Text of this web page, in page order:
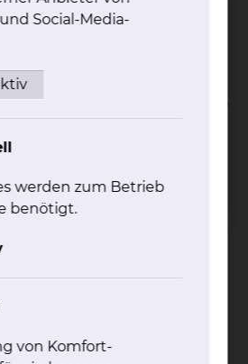
um jungen Ärztinnen und
Weiterbildungszeit
so Hammerer. Der
Vorstand der Bezirksstelle
seit 2013 an und wurde 2025
Vorsitzenden gewählt.
darüber, dass Herr Professor
umfangreichen
Vorsitz der Bezirksstelle
Wissenschaftler,
und vernetzt ist in
der Gesundheitsversorgung
betont die Präsidentin der
Renneberg.
Social-Media-
werden zum Betrieb
benötigt.
von Komfort-